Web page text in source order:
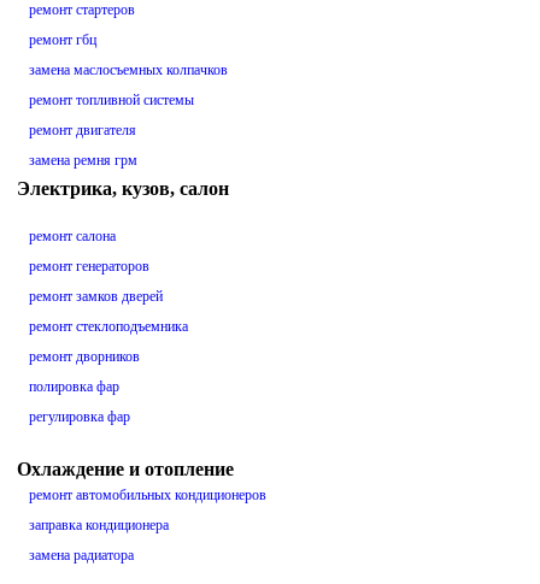
ремонт стартеров
ремонт гбц
замена маслосъемных колпачков
ремонт топливной системы
ремонт двигателя
замена ремня грм
Электрика, кузов, салон
ремонт салона
ремонт генераторов
ремонт замков дверей
ремонт стеклоподъемника
ремонт дворников
полировка фар
регулировка фар
Охлаждение и отопление
ремонт автомобильных кондиционеров
заправка кондиционера
замена радиатора